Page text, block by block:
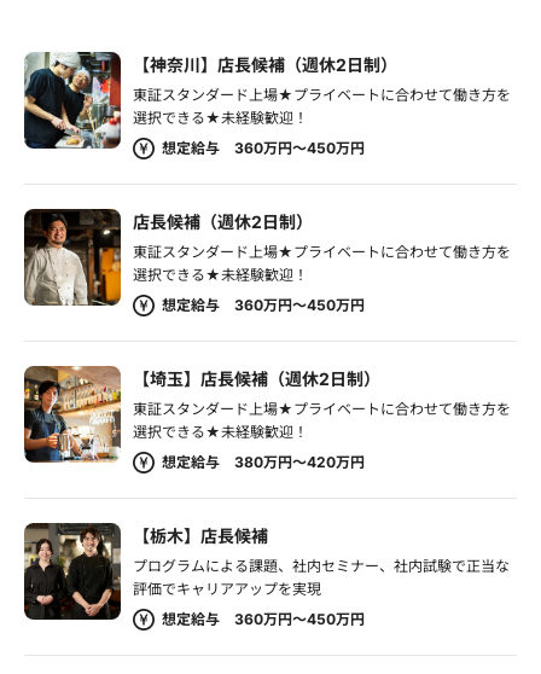
【神奈川】店長候補（週休2日制）
東証スタンダード上場★プライベートに合わせて働き方を
選択できる★未経験歓迎！
想定給与 360万円～450万円
店長候補（週休2日制）
東証スタンダード上場★プライベートに合わせて働き方を
選択できる★未経験歓迎！
想定給与 360万円～450万円
【埼玉】店長候補（週休2日制）
東証スタンダード上場★プライベートに合わせて働き方を
選択できる★未経験歓迎！
想定給与 380万円～420万円
【栃木】店長候補
プログラムによる課題、社内セミナー、社内試験で正当な
評価でキャリアアップを実現
想定給与 360万円～450万円